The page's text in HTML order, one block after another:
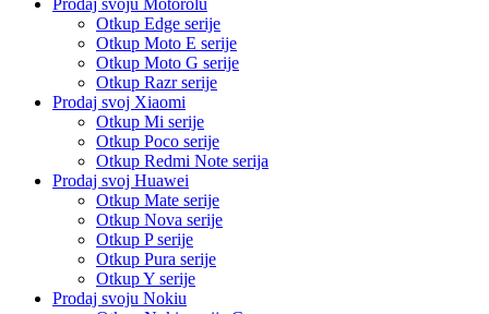
Prodaj svoju Motorolu
Otkup Edge serije
Otkup Moto E serije
Otkup Moto G serije
Otkup Razr serije
Prodaj svoj Xiaomi
Otkup Mi serije
Otkup Poco serije
Otkup Redmi Note serija
Prodaj svoj Huawei
Otkup Mate serije
Otkup Nova serije
Otkup P serije
Otkup Pura serije
Otkup Y serije
Prodaj svoju Nokiu